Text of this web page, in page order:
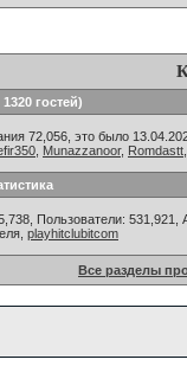
гостей)
72,056, это было
Munazzanoor, Romdastt
Пользователи: 531,921,
playhitclubitcom
Все разделы